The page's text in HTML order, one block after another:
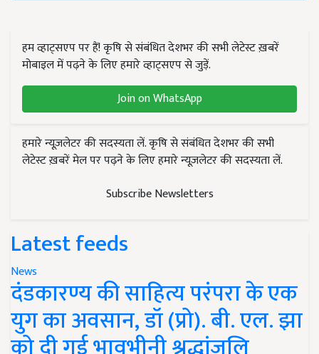
हम व्हाट्सएप पर हैं! कृषि से संबंधित देशभर की सभी लेटेस्ट ख़बरें
मोबाइल में पढ़ने के लिए हमारे व्हाट्सएप से जुड़ें.
Join on WhatsApp
हमारे न्यूज़लेटर की सदस्यता लें. कृषि से संबंधित देशभर की सभी
लेटेस्ट ख़बरें मेल पर पढ़ने के लिए हमारे न्यूज़लेटर की सदस्यता लें.
Subscribe Newsletters
Latest feeds
News
दंडकारण्य की साहित्य परंपरा के एक
युग का अवसान, डॉ (प्रो). बी. एल. झा